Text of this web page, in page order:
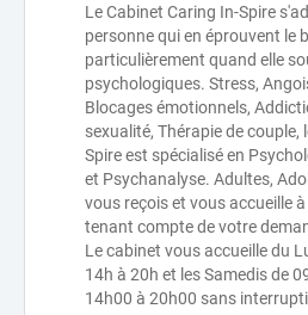
Le Cabinet Caring In-Spire
personne qui en éprouvent le
particulièrement quand elle
psychologiques. Stress,
Blocages émotionnels,
sexualité, Thérapie de couple,
Spire est spécialisé en
et Psychanalyse. Adultes,
vous reçois et vous accueille
tenant compte de votre
Le cabinet vous accueille du
14h à 20h et les Samedis de
14h00 à 20h00 sans